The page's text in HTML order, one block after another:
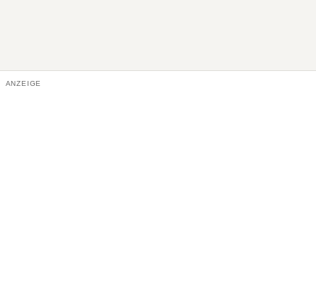
ANZEIGE